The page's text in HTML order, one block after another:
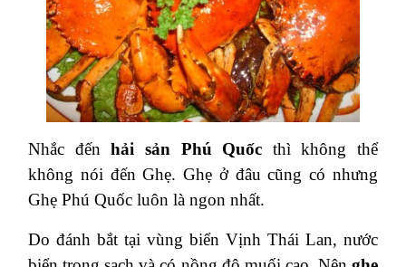
Nhắc đếnhải sản Phú Quốc thì không thể
không nói đến Ghẹ. Ghẹ ở đâu cũng có nhưng
Ghẹ Phú Quốc luôn là ngon nhất.
Do đánh bắt tại vùng biển Vịnh Thái Lan, nước